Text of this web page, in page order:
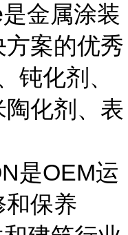
金属涂装
案的优秀
钝化剂、
化剂、表
是OEM运
和保养